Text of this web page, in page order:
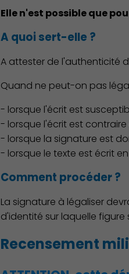
Elle n'est possible que
A quoi sert-elle ?
A attester de l'authenticité
Quand ne peut-on pas
- lorsque l'écrit est
- lorsque l'écrit est
- lorsque la signature est
- lorsque le texte est écrit
Comment procéder ?
La signature à légaliser
d'identité sur laquelle figure
Recensement